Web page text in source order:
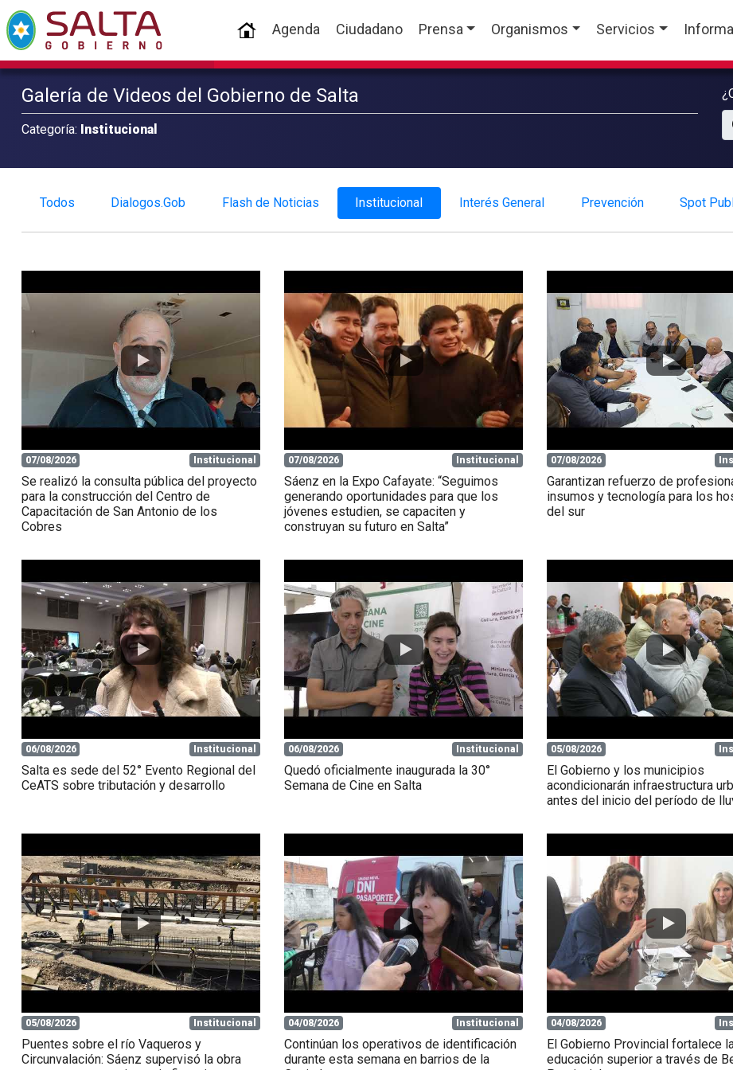
(current)
Agenda Ciudadano Prensa Organismos Servicios
Galería de Videos del Gobierno de Salta
Categoría: Institucional
Todos Dialogos.Gob Flash de Noticias Institucional Interés General Prevención Spot
07/08/2026 Institucional
Se realizó la consulta pública del proyecto
para la construcción del Centro de
Capacitación de San Antonio de los
Cobres
07/08/2026 Institucional
Sáenz en la Expo Cafayate: “Seguimos
generando oportunidades para que los
jóvenes estudien, se capaciten y
construyan su futuro en Salta”
07/08/2026
Garantizan refuerzo de
insumos y tecnología para los
del sur
06/08/2026 Institucional
Salta es sede del 52° Evento Regional del
CeATS sobre tributación y desarrollo
06/08/2026 Institucional
Quedó oficialmente inaugurada la 30°
Semana de Cine en Salta
05/08/2026
El Gobierno y los municipios
acondicionarán infraestructura
antes del inicio del período de
05/08/2026 Institucional
Puentes sobre el río Vaqueros y
Circunvalación: Sáenz supervisó la obra
04/08/2026 Institucional
Continúan los operativos de identificación
durante esta semana en barrios de la
04/08/2026
El Gobierno Provincial fortalece
educación superior a través de